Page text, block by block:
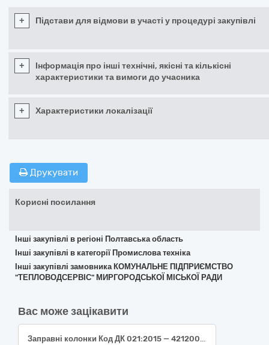
+ Підстави для відмови в участі у процедурі закупівлі
+
Інформація про інші технічні, якісні та кількісні
характеристики та вимоги до учасника
+ Характеристики локалізації
Друкувати
Корисні посилання
Інші закупівлі в регіоні Полтавська область
Інші закупівлі в категорії Промислова техніка
Інші закупівлі замовника КОМУНАЛЬНЕ ПІДПРИЄМСТВО
"ТЕПЛОВОДСЕРВІС" МИРГОРОДСЬКОЇ МІСЬКОЇ РАДИ
Вас може зацікавити
Заправні колонки Код ДК 021:2015 — 42120000-6 (Насоси та компресори)